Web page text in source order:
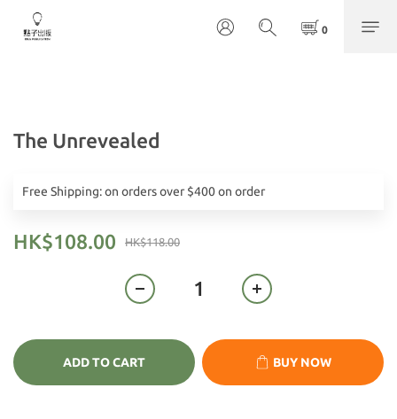
The Unrevealed
Free Shipping: on orders over $400 on order
HK$118.00
HK$108.00
ADD TO CART BUY NOW